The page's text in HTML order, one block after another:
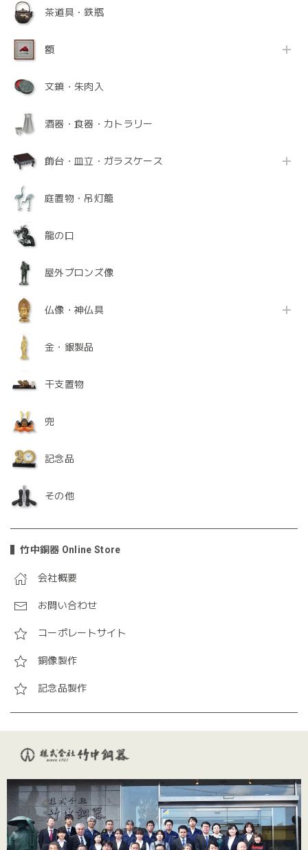
茶道具・鉄瓶
額
文鎮・朱肉入
酒器・食器・カトラリー
飾台・皿立・ガラスケース
庭置物・吊灯籠
龍の口
屋外ブロンズ像
仏像・神仏具
金・銀製品
干支置物
兜
記念品
その他
竹中銅器 Online Store
会社概要
お問い合わせ
コーポレートサイト
銅像製作
記念品製作